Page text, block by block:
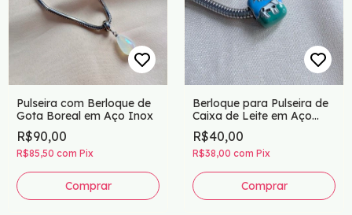
Pulseira com Berloque de
Gota Boreal em Aço Inox
R$90,00
R$85,50 com Pix
Comprar
Berloque para Pulseira de
Caixa de Leite em Aço
Inox
R$40,00
R$38,00 com Pix
Comprar